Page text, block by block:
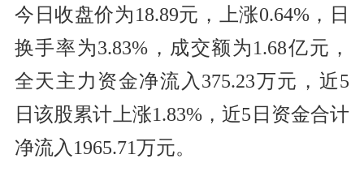
今日收盘价为18.89元，上涨0.64%，日
换手率为3.83%，成交额为1.68亿元，
全天主力资金净流入375.23万元，近5
日该股累计上涨1.83%，近5日资金合计
净流入1965.71万元。